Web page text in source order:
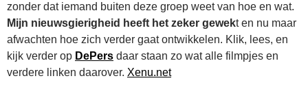
zonder dat iemand buiten deze groep weet van hoe en wat.
Mijn nieuwsgierigheid heeft het zeker gewekt en nu maar
afwachten hoe zich verder gaat ontwikkelen. Klik, lees, en
kijk verder op DePers daar staan zo wat alle filmpjes en
verdere linken daarover. Xenu.net